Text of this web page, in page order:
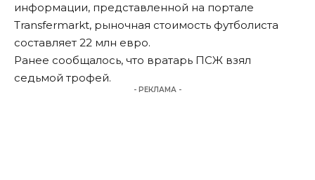
информации, представленной на портале
Transfermarkt, рыночная стоимость футболиста
составляет 22 млн евро.
Ранее сообщалось, что вратарь ПСЖ взял
седьмой трофей.
- РЕКЛАМА -